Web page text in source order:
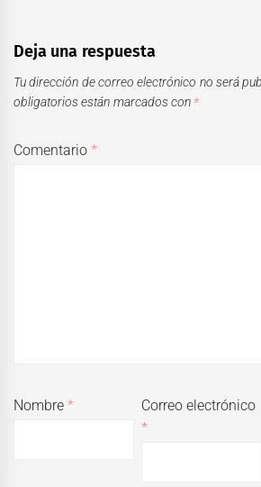
Deja una respuesta
Tu dirección de correo electrónico no será
obligatorios están marcados con *
Comentario*
Nombre*
Correo electrónico
*